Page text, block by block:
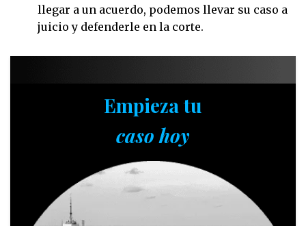
llegar a un acuerdo, podemos llevar su caso a
juicio y defenderle en la corte.
Empieza tu
caso hoy